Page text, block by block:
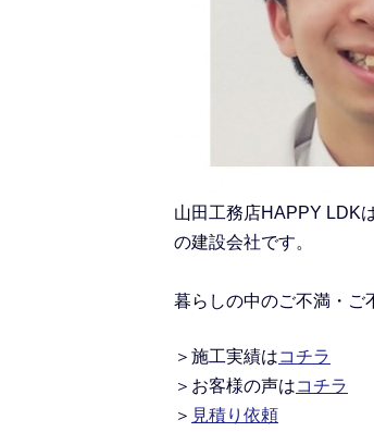
山田工務店HAPPY LDK
の建設会社です。
暮らしの中のご不満・ご
＞施工実績はコチラ
＞ お客様の声はコチラ
＞ 見積り依頼